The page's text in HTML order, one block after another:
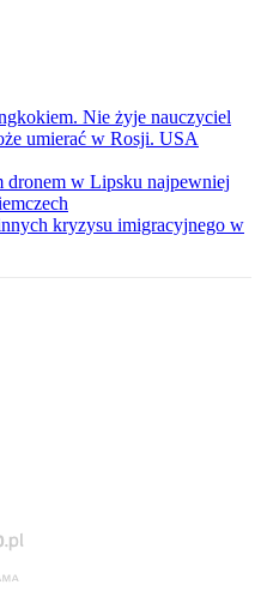
Nie żyje nauczyciel
umierać w Rosji. USA
dronem w Lipsku najpewniej
kryzysu imigracyjnego w